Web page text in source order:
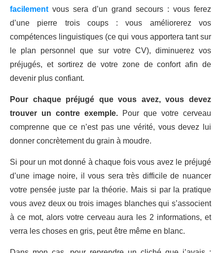
facilement vous sera d’un grand secours : vous ferez
d’une pierre trois coups : vous améliorerez vos
compétences linguistiques (ce qui vous apportera tant sur
le plan personnel que sur votre CV), diminuerez vos
préjugés, et sortirez de votre zone de confort afin de
devenir plus confiant.
Pour chaque préjugé que vous avez, vous devez
trouver un contre exemple. Pour que votre cerveau
comprenne que ce n’est pas une vérité, vous devez lui
donner concrètement du grain à moudre.
Si pour un mot donné à chaque fois vous avez le préjugé
d’une image noire, il vous sera très difficile de nuancer
votre pensée juste par la théorie. Mais si par la pratique
vous avez deux ou trois images blanches qui s’associent
à ce mot, alors votre cerveau aura les 2 informations, et
verra les choses en gris, peut être même en blanc.